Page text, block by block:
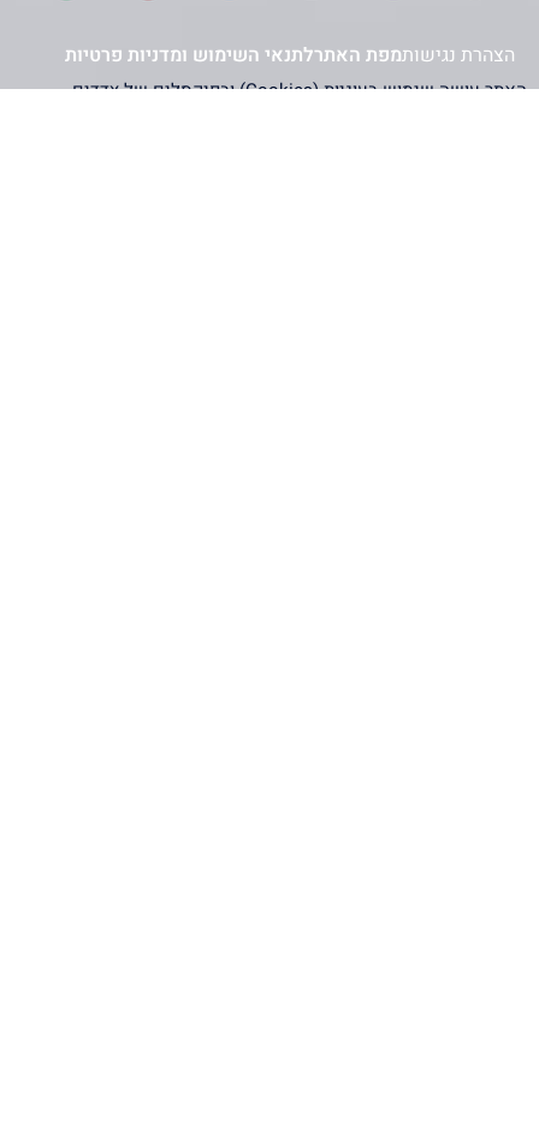
הצהרת נגישותמפת האתרלתנאי השימוש ומדניות פרטיות
האתר עושה שימוש בעוגיות (Cookies) ובפיקסלים של צדדים